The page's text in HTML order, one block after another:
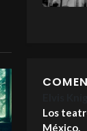
Los
México.